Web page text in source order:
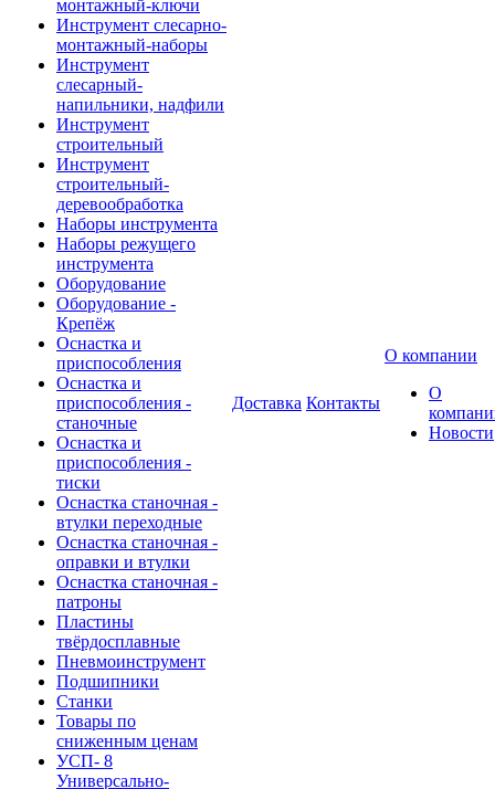
монтажный-ключи
Инструмент слесарно-
монтажный-наборы
Инструмент
слесарный-
напильники, надфили
Инструмент
строительный
Инструмент
строительный-
деревообработка
Наборы инструмента
Наборы режущего
инструмента
Оборудование
Оборудование -
Крепёж
Оснастка и
приспособления
Оснастка и
приспособления -
станочные
Оснастка и
приспособления -
тиски
Оснастка станочная -
втулки переходные
Оснастка станочная -
оправки и втулки
Оснастка станочная -
патроны
Пластины
твёрдосплавные
Пневмоинструмент
Подшипники
Станки
Товары по
сниженным ценам
УСП- 8
Универсально-
Доставка Контакты
О компании
О
Новости